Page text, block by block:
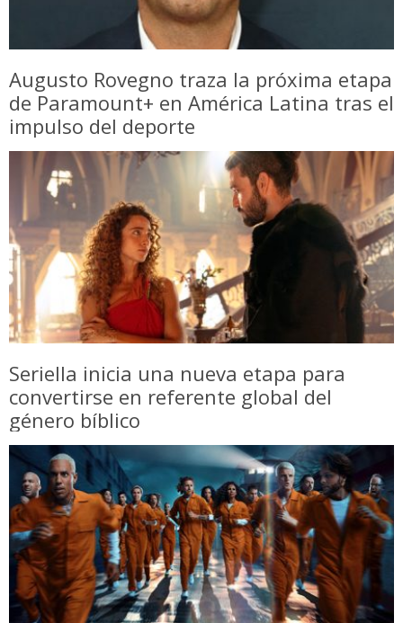
Augusto Rovegno traza la próxima etapa
de Paramount+ en América Latina tras el
impulso del deporte
Seriella inicia una nueva etapa para
convertirse en referente global del
género bíblico